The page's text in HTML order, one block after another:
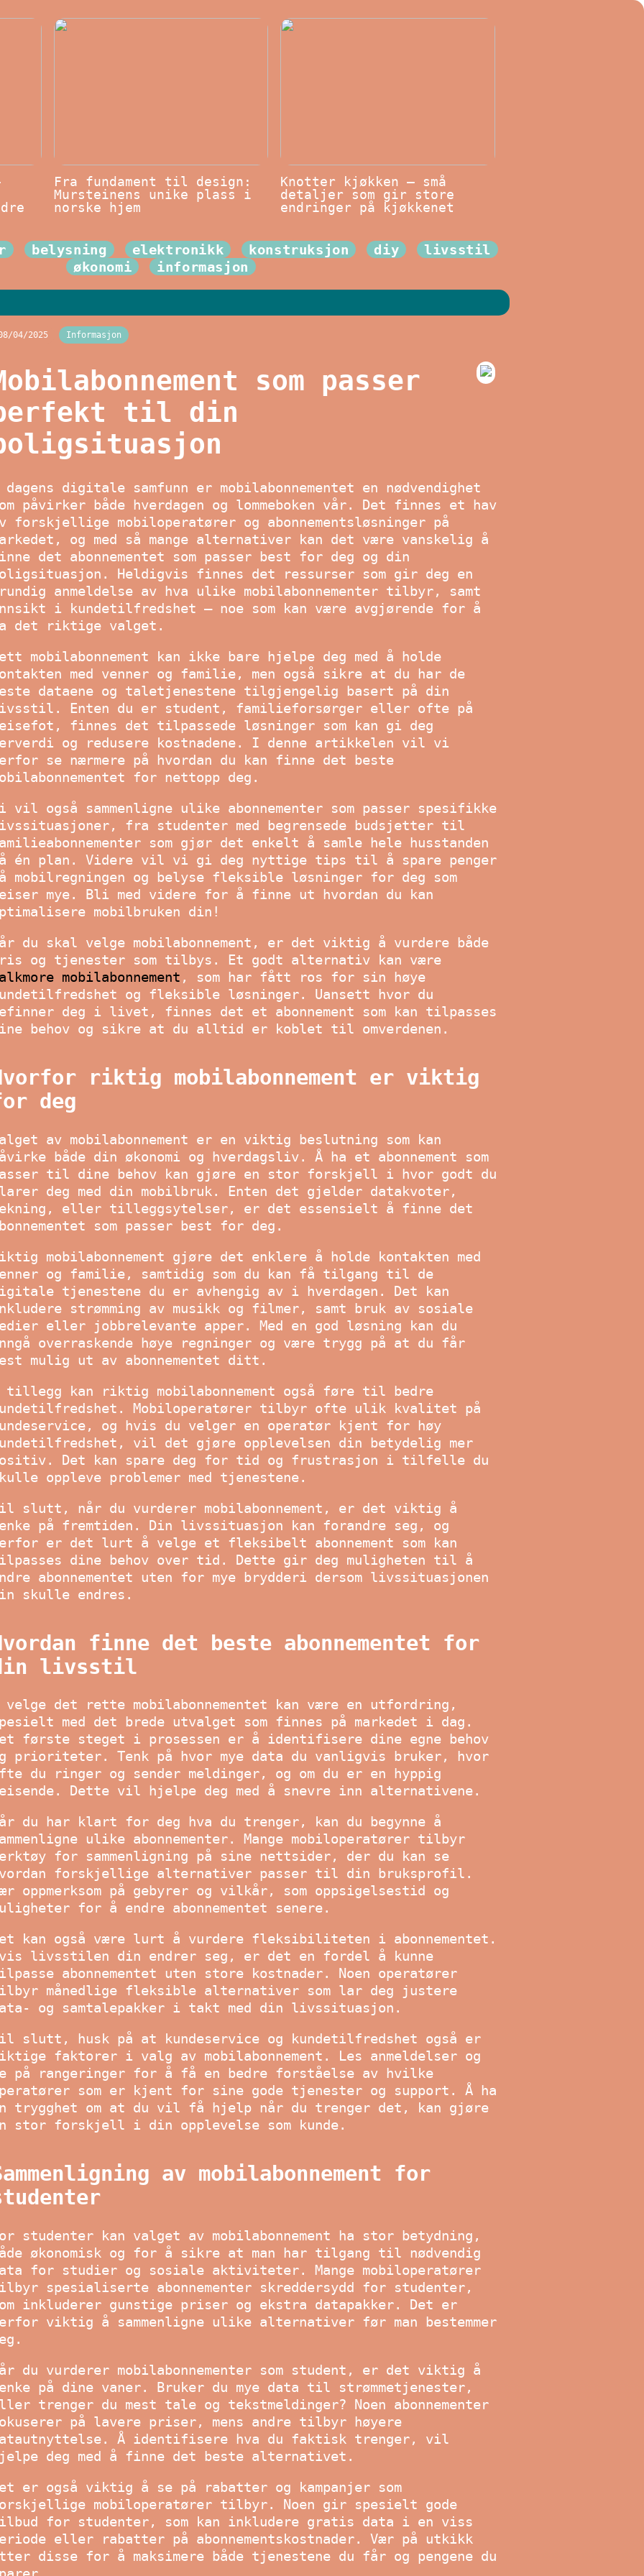
Fra fundament til design:
Mursteinens unike plass i
norske hjem
Knotter kjøkken – små
detaljer som gir store
endringer på kjøkkenet
belysning elektronikk konstruksjon diy
livsstil
økonomi
informasjon
04/2025 Informasjon
som passer
til din
digitale samfunn er mobilabonnementet en nødvendighet
påvirker både hverdagen og lommeboken vår. Det finnes et hav
forskjellige mobiloperatører og abonnementsløsninger på
og med så mange alternativer kan det være vanskelig å
det abonnementet som passer best for deg og din
Heldigvis finnes det ressurser som gir deg en
anmeldelse av hva ulike mobilabonnementer tilbyr, samt
i kundetilfredshet — noe som kan være avgjørende for å
det riktige valget.
mobilabonnement kan ikke bare hjelpe deg med å holde
med venner og familie, men også sikre at du har de
dataene og taletjenestene tilgjengelig basert på din
Enten du er student, familieforsørger eller ofte på
finnes det tilpassede løsninger som kan gi deg
og redusere kostnadene. I denne artikkelen vil vi
se nærmere på hvordan du kan finne det beste
for nettopp deg.
vil også sammenligne ulike abonnementer som passer spesifikke
fra studenter med begrensede budsjetter til
som gjør det enkelt å samle hele husstanden
én plan. Videre vil vi gi deg nyttige tips til å spare penger
mobilregningen og belyse fleksible løsninger for deg som
mye. Bli med videre for å finne ut hvordan du kan
mobilbruken din!
du skal velge mobilabonnement, er det viktig å vurdere både
og tjenester som tilbys. Et godt alternativ kan være
mobilabonnement , som har fått ros for sin høye
og fleksible løsninger. Uansett hvor du
deg i livet, finnes det et abonnement som kan tilpasses
behov og sikre at du alltid er koblet til omverdenen.
riktig mobilabonnement er viktig
deg
av mobilabonnement er en viktig beslutning som kan
både din økonomi og hverdagsliv. Å ha et abonnement som
til dine behov kan gjøre en stor forskjell i hvor godt du
deg med din mobilbruk. Enten det gjelder datakvoter,
eller tilleggsytelser, er det essensielt å finne det
som passer best for deg.
mobilabonnement gjøre det enklere å holde kontakten med
og familie, samtidig som du kan få tilgang til de
tjenestene du er avhengig av i hverdagen. Det kan
strømming av musikk og filmer, samt bruk av sosiale
eller jobbrelevante apper. Med en god løsning kan du
overraskende høye regninger og være trygg på at du får
mulig ut av abonnementet ditt.
kan riktig mobilabonnement også føre til bedre
Mobiloperatører tilbyr ofte ulik kvalitet på
og hvis du velger en operatør kjent for høy
vil det gjøre opplevelsen din betydelig mer
Det kan spare deg for tid og frustrasjon i tilfelle du
oppleve problemer med tjenestene.
slutt, når du vurderer mobilabonnement, er det viktig å
på fremtiden. Din livssituasjon kan forandre seg, og
er det lurt å velge et fleksibelt abonnement som kan
dine behov over tid. Dette gir deg muligheten til å
abonnementet uten for mye brydderi dersom livssituasjonen
skulle endres.
finne det beste abonnementet for
livsstil
velge det rette mobilabonnementet kan være en utfordring,
med det brede utvalget som finnes på markedet i dag.
første steget i prosessen er å identifisere dine egne behov
prioriteter. Tenk på hvor mye data du vanligvis bruker, hvor
du ringer og sender meldinger, og om du er en hyppig
Dette vil hjelpe deg med å snevre inn alternativene.
du har klart for deg hva du trenger, kan du begynne å
ulike abonnementer. Mange mobiloperatører tilbyr
for sammenligning på sine nettsider, der du kan se
forskjellige alternativer passer til din bruksprofil.
oppmerksom på gebyrer og vilkår, som oppsigelsestid og
for å endre abonnementet senere.
kan også være lurt å vurdere fleksibiliteten i abonnementet.
livsstilen din endrer seg, er det en fordel å kunne
abonnementet uten store kostnader. Noen operatører
månedlige fleksible alternativer som lar deg justere
og samtalepakker i takt med din livssituasjon.
slutt, husk på at kundeservice og kundetilfredshet også er
faktorer i valg av mobilabonnement. Les anmeldelser og
på rangeringer for å få en bedre forståelse av hvilke
som er kjent for sine gode tjenester og support. Å ha
trygghet om at du vil få hjelp når du trenger det, kan gjøre
stor forskjell i din opplevelse som kunde.
av mobilabonnement for
studenter kan valget av mobilabonnement ha stor betydning,
økonomisk og for å sikre at man har tilgang til nødvendig
for studier og sosiale aktiviteter. Mange mobiloperatører
spesialiserte abonnementer skreddersydd for studenter,
inkluderer gunstige priser og ekstra datapakker. Det er
viktig å sammenligne ulike alternativer før man bestemmer
du vurderer mobilabonnementer som student, er det viktig å
på dine vaner. Bruker du mye data til strømmetjenester,
trenger du mest tale og tekstmeldinger? Noen abonnementer
på lavere priser, mens andre tilbyr høyere
Å identifisere hva du faktisk trenger, vil
deg med å finne det beste alternativet.
er også viktig å se på rabatter og kampanjer som
mobiloperatører tilbyr. Noen gir spesielt gode
for studenter, som kan inkludere gratis data i en viss
eller rabatter på abonnementskostnader. Vær på utkikk
disse for å maksimere både tjenestene du får og pengene du